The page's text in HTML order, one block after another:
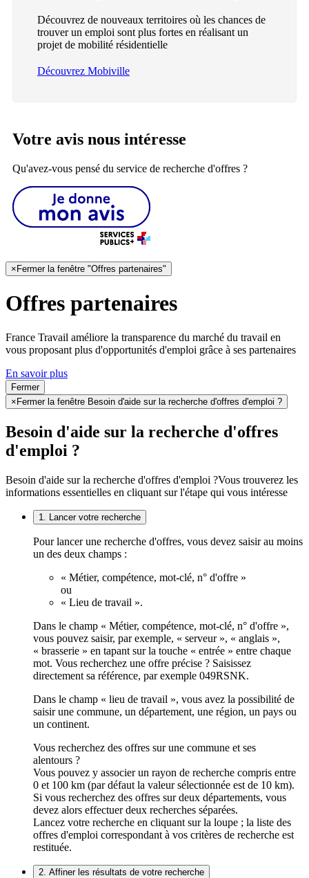
Découvrez de nouveaux territoires où les chances de
trouver un emploi sont plus fortes en réalisant un
projet de mobilité résidentielle
Découvrez Mobiville
Votre avis nous intéresse
Qu'avez-vous pensé du service de recherche d'offres ?
× Fermer la fenêtre "Offres partenaires"
Offres partenaires
France Travail améliore la transparence du marché du travail en
vous proposant plus d'opportunités d'emploi grâce à ses partenaires
En savoir plus
Fermer
×Fermer la fenêtre Besoin d'aide sur la recherche d'offres d'emploi ?
Besoin d'aide sur la recherche d'offres
d'emploi ?
Besoin d'aide sur la recherche d'offres d'emploi ?Vous trouverez les
informations essentielles en cliquant sur l'étape qui vous intéresse
1. Lancer votre recherche
Pour lancer une recherche d'offres, vous devez saisir au moins
un des deux champs :
« Métier, compétence, mot-clé, n° d'offre »
ou
« Lieu de travail ».
Dans le champ « Métier, compétence, mot-clé, n° d'offre »,
vous pouvez saisir, par exemple, « serveur », « anglais »,
« brasserie » en tapant sur la touche « entrée » entre chaque
mot. Vous recherchez une offre précise ? Saisissez
directement sa référence, par exemple 049RSNK.
Dans le champ « lieu de travail », vous avez la possibilité de
saisir une commune, un département, une région, un pays ou
un continent.
Vous recherchez des offres sur une commune et ses
alentours ?
Vous pouvez y associer un rayon de recherche compris entre
0 et 100 km (par défaut la valeur sélectionnée est de 10 km).
Si vous recherchez des offres sur deux départements, vous
devez alors effectuer deux recherches séparées.
Lancez votre recherche en cliquant sur la loupe ; la liste des
offres d'emploi correspondant à vos critères de recherche est
restituée.
2. Affiner les résultats de votre recherche